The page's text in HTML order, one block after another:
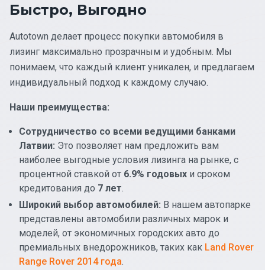
Быстро, Выгодно
Autotown делает процесс покупки автомобиля в
лизинг максимально прозрачным и удобным. Мы
понимаем, что каждый клиент уникален, и предлагаем
индивидуальный подход к каждому случаю.
Наши преимущества:
Сотрудничество со всеми ведущими банками
Латвии: Это позволяет нам предложить вам
наиболее выгодные условия лизинга на рынке, с
процентной ставкой от 6.9% годовых и сроком
кредитования до 7 лет.
Широкий выбор автомобилей: В нашем автопарке
представлены автомобили различных марок и
моделей, от экономичных городских авто до
премиальных внедорожников, таких как Land Rover
Range Rover 2014 года.